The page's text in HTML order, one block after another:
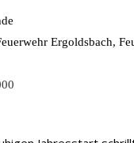
Ergoldsbach,